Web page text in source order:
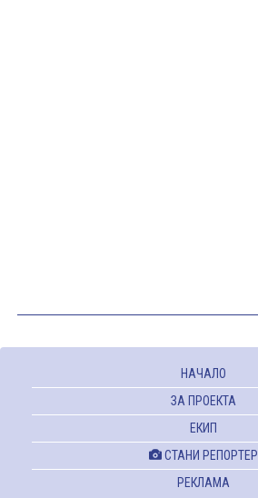
НАЧАЛО
ЗА ПРОЕКТА
ЕКИП
СТАНИ РЕПОРТЕР
РЕКЛАМА